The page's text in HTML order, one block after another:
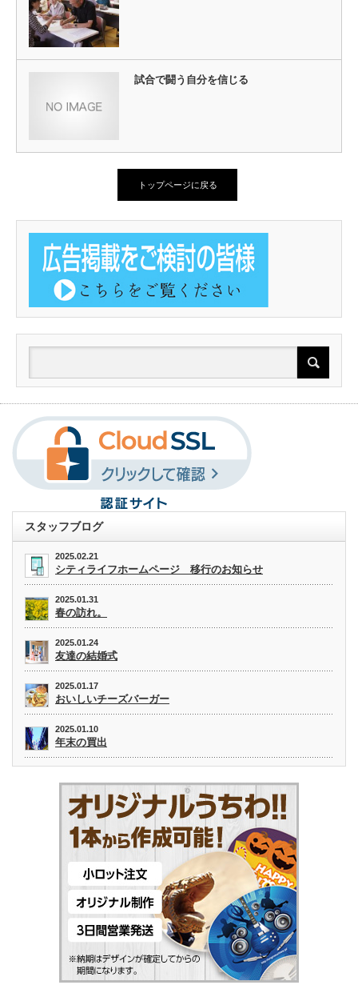
試合で闘う自分を信じる
トップページに戻る
スタッフブログ
2025.02.21
シティライフホームページ 移行のお知らせ
2025.01.31
春の訪れ。
2025.01.24
友達の結婚式
2025.01.17
おいしいチーズバーガー
2025.01.10
年末の買出